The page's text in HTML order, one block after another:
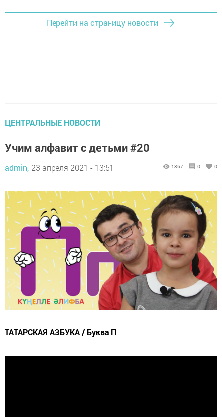
Перейти на страницу новости
ЦЕНТРАЛЬНЫЕ НОВОСТИ
Учим алфавит с детьми #20
admin, 23 апреля 2021 - 13:51 1867 0 0
ТАТАРСКАЯ АЗБУКА / Буква П